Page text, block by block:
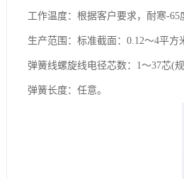
工作温度：根据客户要求，耐寒-65
生产范围：标准截面：0.12～4平方
弹簧线螺旋线电径芯数：1～37芯(
弹簧长度：任意。